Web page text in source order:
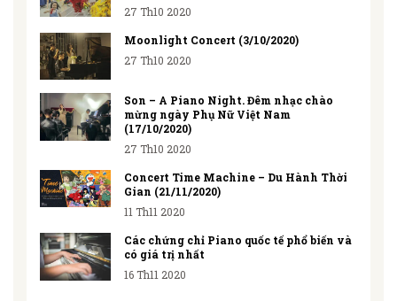
27 Th10 2020
Moonlight Concert (3/10/2020)
27 Th10 2020
Son – A Piano Night. Đêm nhạc chào
mừng ngày Phụ Nữ Việt Nam
(17/10/2020)
27 Th10 2020
Concert Time Machine – Du Hành Thời
Gian (21/11/2020)
11 Th11 2020
Các chứng chỉ Piano quốc tế phổ biến và
có giá trị nhất
16 Th11 2020